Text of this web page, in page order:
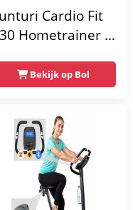
Cardio Fit
Hometrainer -
weerstandsniveaus
-
Hartslagfunctie en
transportwielen
Bekijk op Bol